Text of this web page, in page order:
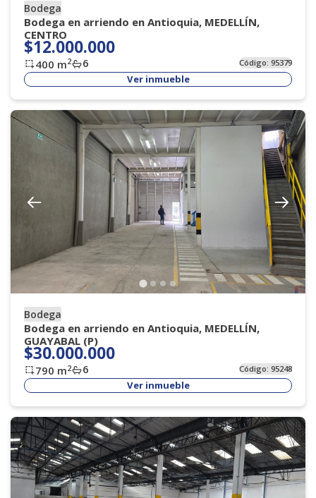
Bodega
Bodega en arriendo en Antioquia, MEDELLÍN,
CENTRO
$12.000.000
400 m2 6 Código:95379
Ver inmueble
Bodega
Bodega en arriendo en Antioquia, MEDELLÍN,
GUAYABAL (P)
$30.000.000
790 m2 6 Código:95248
Ver inmueble